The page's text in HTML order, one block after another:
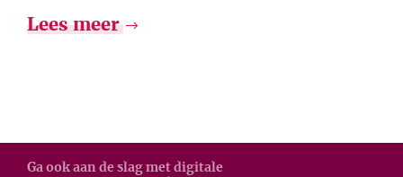
Lees meer
Ga ook aan de slag met digitale